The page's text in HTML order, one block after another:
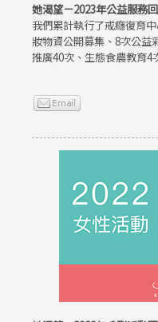
她渴望－2023年公益服務
我們累計執行了戒癮復育
妝物資公開募集、8次公益
推廣40次、生態食農教育4